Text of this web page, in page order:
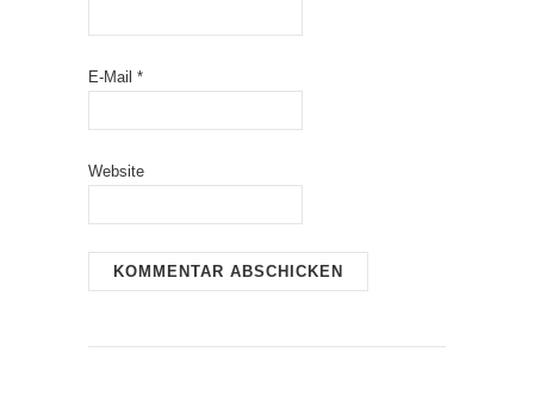
E-Mail *
Website